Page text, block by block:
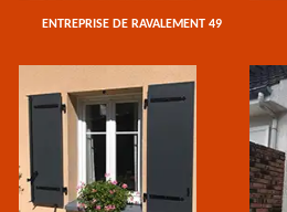
ENTREPRISE DE RAVALEMENT 49